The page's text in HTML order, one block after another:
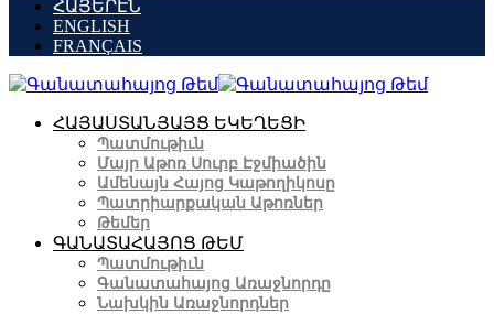
ՀԱՅԵՐԷՆ
ENGLISH
FRANÇAIS
ՀԱՅԱՍՏԱՆՅԱՅՑ ԵԿԵՂԵՑԻ
Պատմութիւն
Մայր Աթոռ Սուրբ Էջմիածին
Ամենայն Հայոց Կաթողիկոսը
Պատրիարքական Աթոռներ
Թեմեր
ԳԱՆԱՏԱՀԱՅՈՑ ԹԵՄ
Պատմութիւն
Գանատահայոց Առաջնորդը
Նախկին Առաջնորդներ